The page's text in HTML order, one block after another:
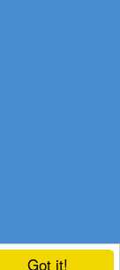
Got it!